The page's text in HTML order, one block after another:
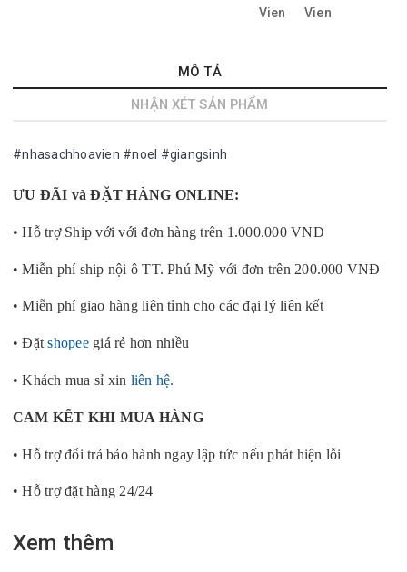
MÔ TẢ
NHẬN XÉT SẢN PHẨM
#nhasachhoavien #noel #giangsinh
ƯU ĐÃI và ĐẶT HÀNG ONLINE:
• Hỗ trợ Ship với với đơn hàng trên 1.000.000 VNĐ
• Miễn phí ship nội ô TT. Phú Mỹ với đơn trên 200.000 VNĐ
• Miễn phí giao hàng liên tỉnh cho các đại lý liên kết
• Đặtshopeegiá rẻ hơn nhiều
• Khách mua sỉ xin liên hệ.
CAM KẾT KHI MUA HÀNG
• Hỗ trợ đổi trả bảo hành ngay lập tức nếu phát hiện lỗi
• Hỗ trợ đặt hàng 24/24
Xem thêm